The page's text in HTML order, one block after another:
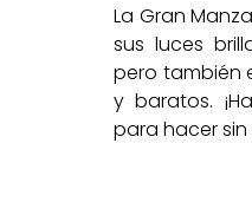
La Gran
sus luces
pero también
y baratos.
para hacer